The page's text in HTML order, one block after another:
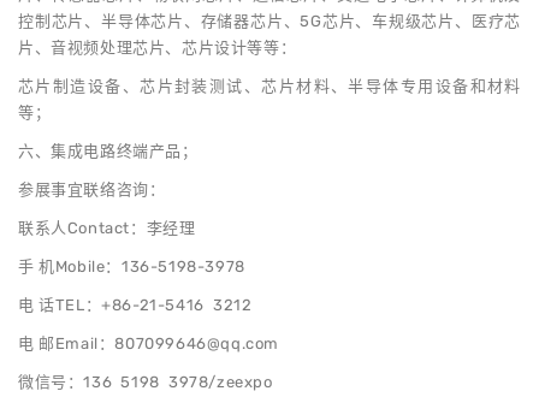
控制芯片、半导体芯片、存储器芯片、5G芯片、车规级芯片、医疗芯
片、音视频处理芯片、芯片设计等等：
芯片制造设备、芯片封装测试、芯片材料、半导体专用设备和材料
等；
六、集成电路终端产品；
参展事宜联络咨询：
联系人Contact：李经理
手 机Mobile：136-5198-3978
电 话TEL：+86-21-5416 3212
电 邮Email：807099646@qq.com
微信号：136 5198 3978/zeexpo